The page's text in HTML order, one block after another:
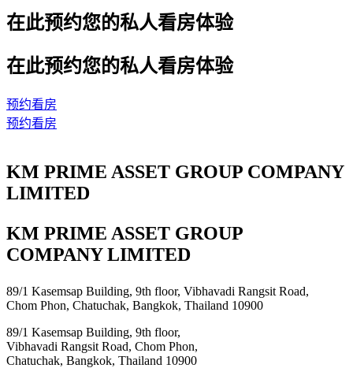
在此预约您的私人看房体验
在此预约您的私人看房体验
预约看房
预约看房
KM PRIME ASSET GROUP COMPANY
LIMITED
KM PRIME ASSET GROUP
COMPANY LIMITED
89/1 Kasemsap Building, 9th floor, Vibhavadi Rangsit Road,
Chom Phon, Chatuchak, Bangkok, Thailand 10900
89/1 Kasemsap Building, 9th floor,
Vibhavadi Rangsit Road, Chom Phon,
Chatuchak, Bangkok, Thailand 10900